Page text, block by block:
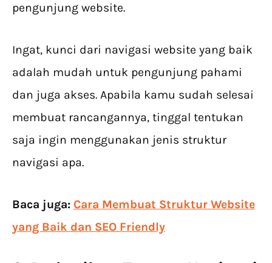
pengunjung website.
Ingat, kunci dari navigasi website yang baik
adalah mudah untuk pengunjung pahami
dan juga akses. Apabila kamu sudah selesai
membuat rancangannya, tinggal tentukan
saja ingin menggunakan jenis struktur
navigasi apa.
Baca juga: Cara Membuat Struktur Website
yang Baik dan SEO Friendly